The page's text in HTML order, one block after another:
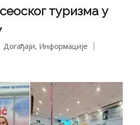
туризма у
Догађаји, Информације